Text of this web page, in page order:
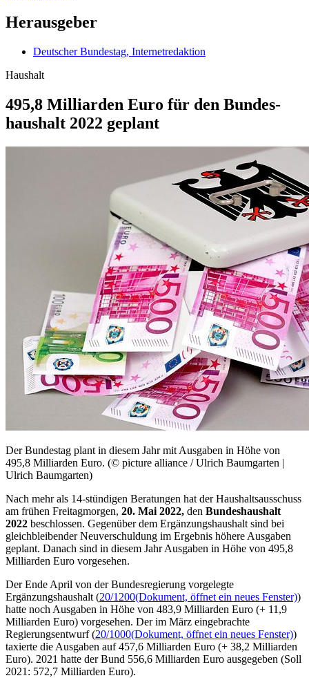
Herausgeber
Deutscher Bundestag, Internetredaktion
Haushalt
495,8 Milliarden Euro für den Bundes­
haushalt 2022 geplant
Der Bundestag plant in diesem Jahr mit Ausgaben in Höhe von
495,8 Milliarden Euro. (© picture alliance / Ulrich Baumgarten |
Ulrich Baumgarten)
Nach mehr als 14-stündigen Beratungen hat der Haushaltsausschuss
am frühen Freitagmorgen, 20. Mai 2022, den Bundeshaushalt
2022 beschlossen. Gegenüber dem Ergänzungshaushalt sind bei
gleichbleibender Neuverschuldung im Ergebnis höhere Ausgaben
geplant. Danach sind in diesem Jahr Ausgaben in Höhe von 495,8
Milliarden Euro vorgesehen.
Der Ende April von der Bundesregierung vorgelegte
Ergänzungshaushalt (20/1200(Dokument, öffnet ein neues Fenster))
hatte noch Ausgaben in Höhe von 483,9 Milliarden Euro (+ 11,9
Milliarden Euro) vorgesehen. Der im März eingebrachte
Regierungsentwurf (20/1000(Dokument, öffnet ein neues Fenster))
taxierte die Ausgaben auf 457,6 Milliarden Euro (+ 38,2 Milliarden
Euro). 2021 hatte der Bund 556,6 Milliarden Euro ausgegeben (Soll
2021: 572,7 Milliarden Euro).